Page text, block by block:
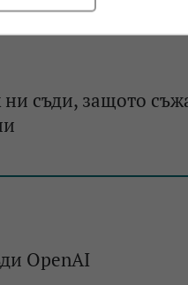
съди, защото
OpenAI